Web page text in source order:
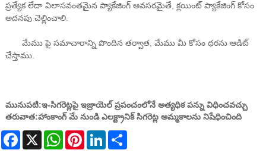
ప్రత్యేక లేదా విలాసవంతమైన ప్యాకేజింగ్ అవసరమైతే, క్లయింట్ ప్యాకేజింగ్ కోసం
అదనపు చెల్లించాలి.
మేము పై సమాచారాన్ని పొందిన తర్వాత, మేము మీ కోసం ధరను ఆడిట్
చేస్తాము.
మునుపటి:ఇ-సిగరెట్లపై ఇజ్రాయెల్ ప్రపంచంలోనే అత్యధిక పన్ను విధించవచ్చు
తరువాత:హాంకాంగ్ మే నుండి ఎలక్ట్రానిక్ సిగరెట్ల అమ్మకాలను నిషేధించింది
Facebook WhatsAppPinterestLinkedIn